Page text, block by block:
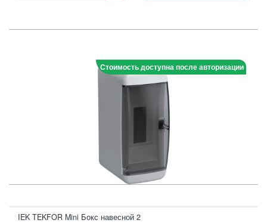
Стоимость доступна после авторизации
IEK TEKFOR Mini Бокс навесной 2